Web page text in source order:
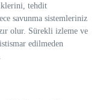
tehdit
savunma sistemleriniz
olur. Sürekli izleme ve
edilmeden